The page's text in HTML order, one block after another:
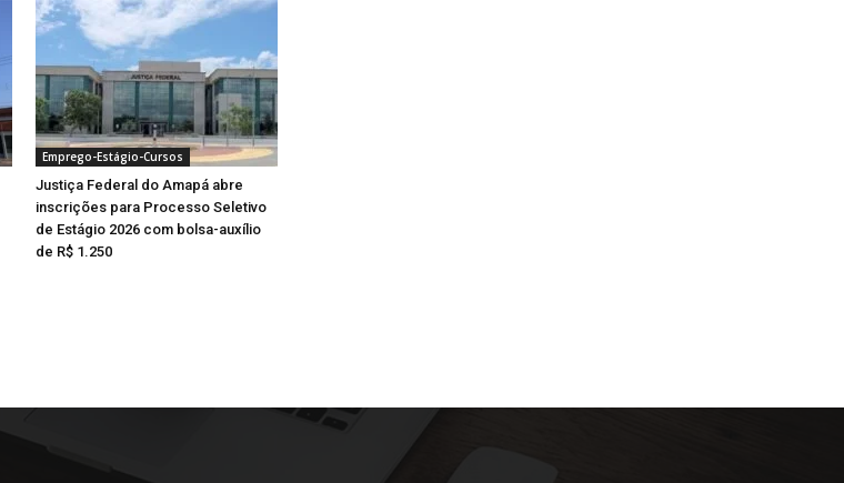
Emprego-Estágio-Cursos
Justiça Federal do Amapá abre
inscrições para Processo Seletivo
de Estágio 2026 com bolsa-auxílio
de R$ 1.250